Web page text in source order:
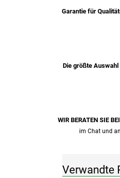
Garantie für
Die größte
WIR BERATEN SIE
im Chat und
Verwandte